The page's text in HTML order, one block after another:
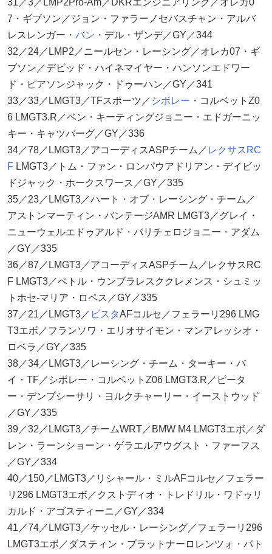
7・ギブソン／ジョン・ファラーノセバスチャン・アルバ
レスレンガー・ バン ・デル・ザンデ／GY／344
32／24／LMP2／ニールセン・レーシング／オレカ07・ギ
ブソン／デビッド・ハイネマイヤー・ハンソンエドワー
ド・ピアソンジャック・ドゥーハン／GY／341
33／33／LMGT3／TFスポーツ／ シボレー ・コルベットZ0
6 LMGT3.R／ベン・キーティングジョニー・エドガーニッ
キー・キャツバーグ／GY／336
34／78／LMGT3／アコーディスASPチーム／ レクサス RC
F LMGT3／トム・ファン・ロンパウアドリアン・デイビッ
ドジャック・ホークスワース／GY／335
35／23／LMGT3／ハート・オブ・レーシング・チーム／
アストンマーティン・バンテージAMR LMGT3／グレイ・
ニューウェルエドゥアルド・バリチェロジョニー・アダム
／GY／335
36／87／LMGT3／アコーディスASPチーム／レクサスRC
F LMGT3／ペトル・ウンブラレスククレメンス・シュミッ
トホセ-マリア・ロペス／GY／335
37／21／LMGT3／ ビスタAFコルセ／フェラーリ296 LMG
T3エボ／フランソワ・エリオサイモン・マンアレッシオ・
ロベラ／GY／335
38／34／LMGT3／レーシング・チーム・ターキー・バ
イ・TF／シボレー・コルベットZ06 LMGT3.R／ピータ
ー・デンプシーサリ・ヨルクチャーリー・イーストウッド
／GY／335
39／32／LMGT3／チームWRT／BMW M4 LMGT3エボ／ダ
レン・ラーンショーン・ゲラエルアウグスト・ファーフス
／GY／334
40／150／LMGT3／リシャール・ミルAFコルセ／フェラー
リ296 LMGT3エボ／クストディオ・トレドリル・ワドゥリ
カルド・アゴスティーニ／GY／334
41／74／LMGT3／ケッセル・レーシング／フェラーリ296
LMGT3エボ／ダスティン・ブラットナーロレンツォ・パト